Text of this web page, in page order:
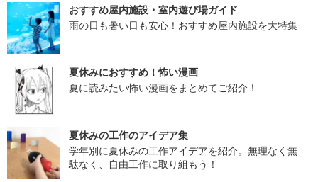
おすすめ屋内施設・室内遊び場ガイド
雨の日も暑い日も安心！おすすめ屋内施設を大特集
夏休みにおすすめ！怖い漫画
夏に読みたい怖い漫画をまとめてご紹介！
夏休みの工作のアイデア集
学年別に夏休みの工作アイデアを紹介。無理なく無
駄なく、自由工作に取り組もう！